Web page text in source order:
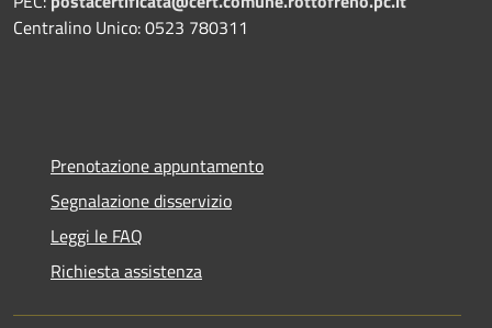
Centralino Unico: 0523 780311
Prenotazione appuntamento
Segnalazione disservizio
Leggi le FAQ
Richiesta assistenza